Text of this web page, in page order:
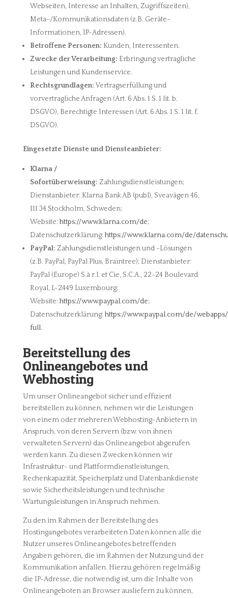
Webseiten, Interesse an Inhalten, Zugriffszeiten),
Meta-/Kommunikationsdaten (z.B. Geräte-
Informationen, IP-Adressen).
Betroffene Personen: Kunden, Interessenten.
Zwecke der Verarbeitung: Erbringung vertragliche
Leistungen und Kundenservice.
Rechtsgrundlagen:Vertragserfüllung und
vorvertragliche Anfragen (Art. 6 Abs. 1 S. 1 lit. b.
DSGVO), Berechtigte Interessen (Art. 6 Abs. 1 S. 1 lit. f.
DSGVO).
Eingesetzte Dienste und Diensteanbieter:
Klarna /
Sofortüberweisung: Zahlungsdienstleistungen;
Dienstanbieter: Klarna Bank AB (publ), Sveavägen 46,
111 34 Stockholm, Schweden;
Website: https://www.klarna.com/de;
Datenschutzerklärung: https://www.klarna.com/de/
PayPal: Zahlungsdienstleistungen und -Lösungen
(z.B. PayPal, PayPal Plus, Braintree); Dienstanbieter:
PayPal (Europe) S.à r.l. et Cie, S.C.A., 22-24 Boulevard
Royal, L-2449 Luxembourg;
Website: https://www.paypal.com/de;
Datenschutzerklärung: https://www.paypal.com/de/
full.
Bereitstellung des
Onlineangebotes und
Webhosting
Um unser Onlineangebot sicher und effizient
bereitstellen zu können, nehmen wir die Leistungen
von einem oder mehreren Webhosting-Anbietern in
Anspruch, von deren Servern (bzw. von ihnen
verwalteten Servern) das Onlineangebot abgerufen
werden kann. Zu diesen Zwecken können wir
Infrastruktur- und Plattformdienstleistungen,
Rechenkapazität, Speicherplatz und Datenbankdienste
sowie Sicherheitsleistungen und technische
Wartungsleistungen in Anspruch nehmen.
Zu den im Rahmen der Bereitstellung des
Hostingangebotes verarbeiteten Daten können alle die
Nutzer unseres Onlineangebotes betreffenden
Angaben gehören, die im Rahmen der Nutzung und der
Kommunikation anfallen. Hierzu gehören regelmäßig
die IP-Adresse, die notwendig ist, um die Inhalte von
Onlineangeboten an Browser ausliefern zu können,